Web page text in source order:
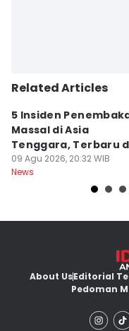
Related Articles
5 Insiden
Massal di Asia
Tenggara, Terbaru
Bangkok
09 Agu 2026, 20:32 WIB
News
About UsEditorial
Pedoman